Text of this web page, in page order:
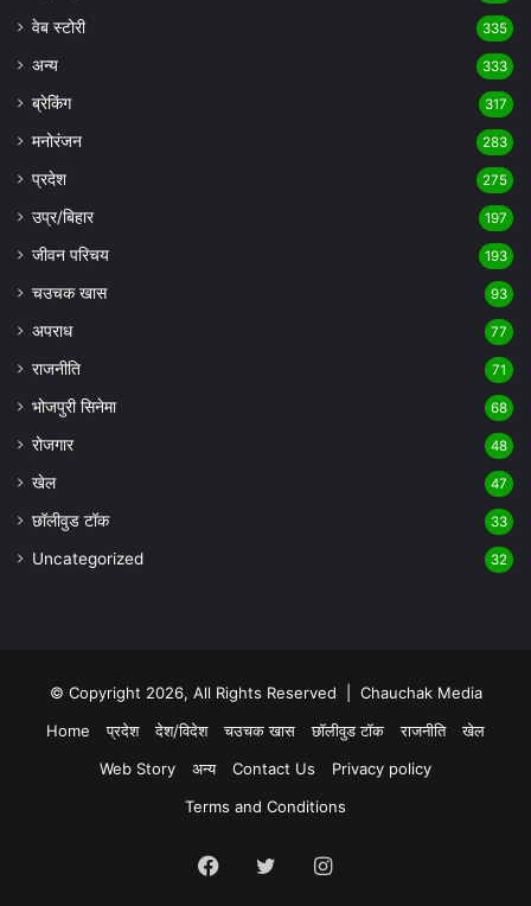
वेब स्टोरी 335
अन्य 333
ब्रेकिंग 317
मनोरंजन 283
प्रदेश 275
उप्र/बिहार 197
जीवन परिचय 193
चउचक खास 93
अपराध 77
राजनीति 71
भोजपुरी सिनेमा 68
रोजगार 48
खेल 47
छॉलीवुड टॉक 33
Uncategorized 32
© Copyright 2026, All Rights Reserved | Chauchak Media
Home
प्रदेश देश/विदेश चउचक खास छॉलीवुड टॉक राजनीति
खेल
Web Story
अन्य Contact Us
Privacy policy
Terms and Conditions
Facebook
TwitterInstagram